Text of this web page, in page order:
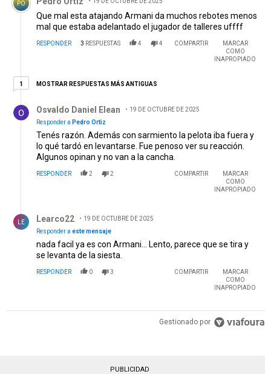
PO
Que mal esta atajando Armani da muchos rebotes menos
mal que estaba adelantado el jugador de talleres uffff
RESPONDER 3 RESPUESTAS 4 4 COMPARTIR
MARCAR
COMO
INAPROPIADO
11 respuesta más antiguas
MOSTRAR RESPUESTAS MÁS ANTIGUAS
Osvaldo Daniel Elean
19 DE OCTUBRE DE 2025
Responder a
Pedro Ortiz
Tenés razón. Además con sarmiento la pelota iba fuera y
lo qué tardó en levantarse. Fue penoso ver su reacción.
Algunos opinan y no van a la cancha.
RESPONDER 2 2 COMPARTIR
MARCAR
COMO
INAPROPIADO
LE Learco22
19 DE OCTUBRE DE 2025
Responder a este mensaje
nada facil ya es con Armani... Lento, parece que se tira y
se levanta de la siesta.
RESPONDER 0 3 COMPARTIR
MARCAR
COMO
INAPROPIADO
Gestionado por
PUBLICIDAD